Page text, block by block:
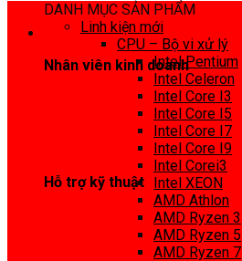
Nhân viên kinh doanh
Hỗ trợ kỹ thuật
DANH MỤC SẢN PHẨM
Linh kiện mới
CPU – Bộ vi xử lý
Intel Pentium
Intel Celeron
Intel Core I3
Intel Core I5
Intel Core I7
Intel Core I9
Intel Corei3
Intel XEON
AMD Athlon
AMD Ryzen 3
AMD Ryzen 5
AMD Ryzen 7